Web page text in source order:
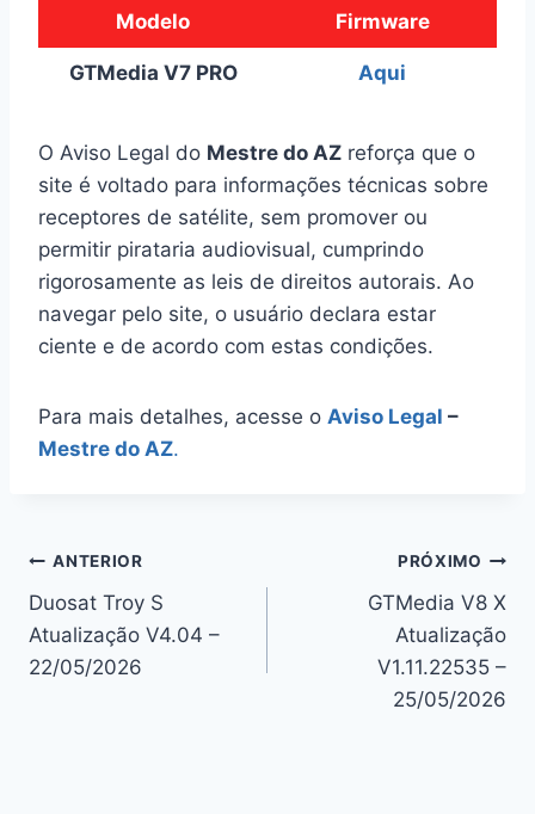
Modelo Firmware
GTMedia V7 PRO Aqui
O Aviso Legal do Mestre do AZ reforça que o
site é voltado para informações técnicas sobre
receptores de satélite, sem promover ou
permitir pirataria audiovisual, cumprindo
rigorosamente as leis de direitos autorais. Ao
navegar pelo site, o usuário declara estar
ciente e de acordo com estas condições.
Para mais detalhes, acesse o Aviso Legal –
Mestre do AZ.
Navegação
de
Post
ANTERIOR
Duosat Troy S
Atualização V4.04 –
22/05/2026
PRÓXIMO
GTMedia V8 X
Atualização
V1.11.22535 –
25/05/2026